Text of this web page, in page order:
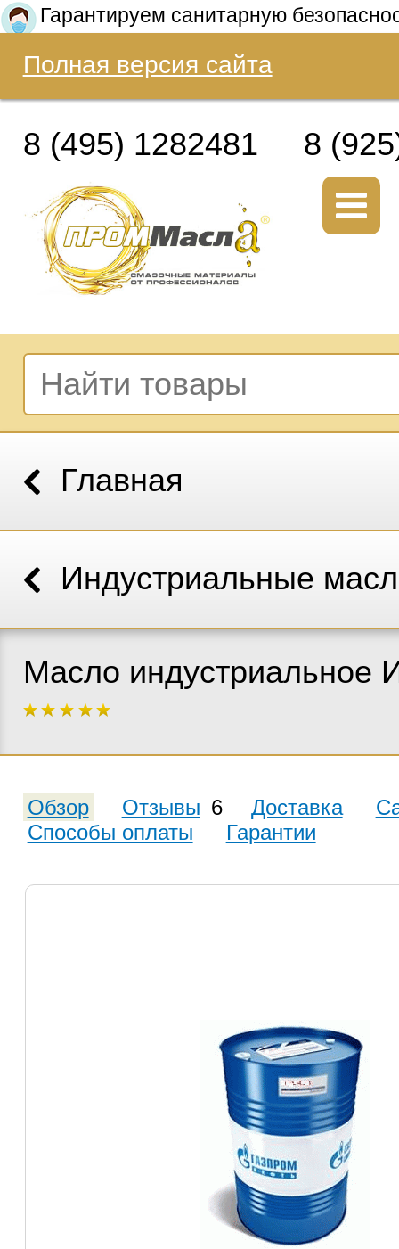
Гарантируем санитарную
Полная версия сайта
8 (495) 1282481 8
Главная
Индустриальные
Масло индустриальное
Обзор Отзывы 6 Доставка
Способы оплаты
Гарантии